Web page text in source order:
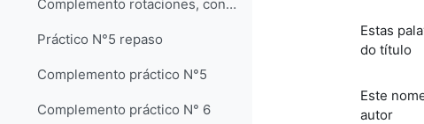
Complemento rotaciones, con ejercicios
Práctico N°5 repaso
Complemento práctico N°5
Complemento práctico N° 6
Estas
do título
Este
autor